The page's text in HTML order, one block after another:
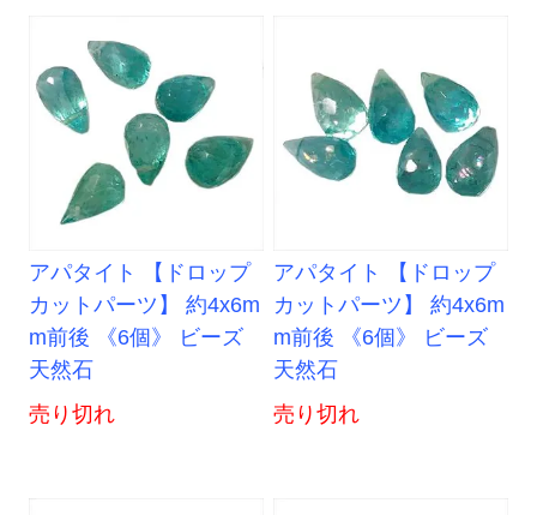
アパタイト 【ドロップ
カットパーツ】 約4x6m
m前後 《6個》 ビーズ
天然石
売り切れ
アパタイト 【ドロップ
カットパーツ】 約4x6m
m前後 《6個》 ビーズ
天然石
売り切れ